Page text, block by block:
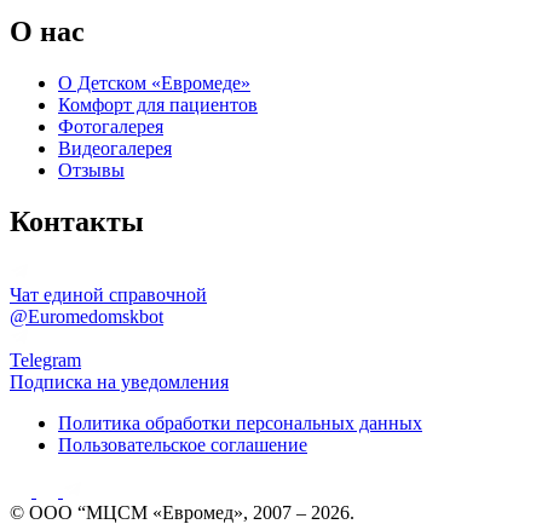
О нас
О Детском «Евромеде»
Комфорт для пациентов
Фотогалерея
Видеогалерея
Отзывы
Контакты
Чат единой справочной
@Euromedomskbot
Telegram
Подписка на уведомления
Политика обработки персональных данных
Пользовательское соглашение
© ООО “МЦСМ «Евромед», 2007 – 2026.